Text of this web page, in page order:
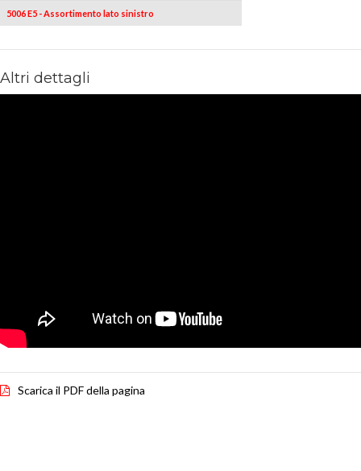
5006 E5 - Assortimento lato sinistro
Altri dettagli
Scarica il PDF della pagina